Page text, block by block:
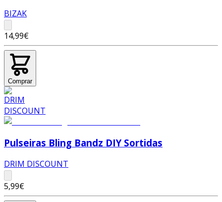
BIZAK
14,99€
Comprar
Pulseiras Bling Bandz DIY Sortidas
DRIM DISCOUNT
5,99€